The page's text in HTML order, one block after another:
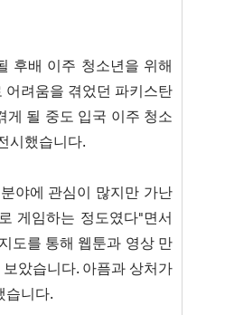
후배 이주 청소년을 위해
어려움을 겪었던 파키스탄
게 될 중도 입국 이주 청소
시했습니다.
야에 관심이 많지만 가난
게임하는 정도였다"면서
도를 통해 웹툰과 영상 만
았습니다. 아픔과 상처가
습니다.